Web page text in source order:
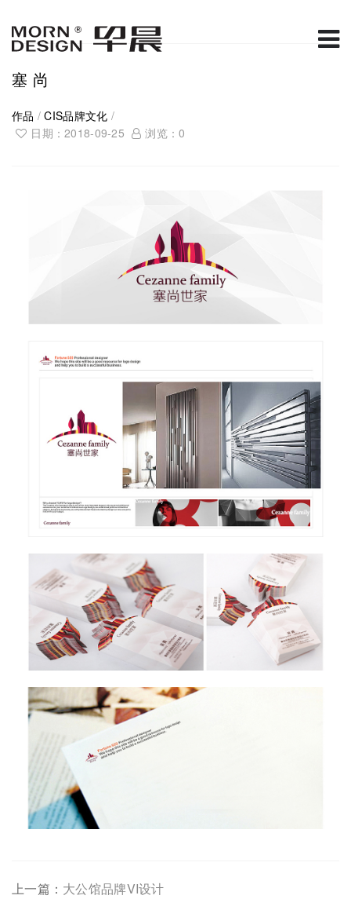
塞 尚
作品 /CIS品牌文化 /
日期：2018-09-25
浏览：0
上一篇： 大公馆品牌VI设计